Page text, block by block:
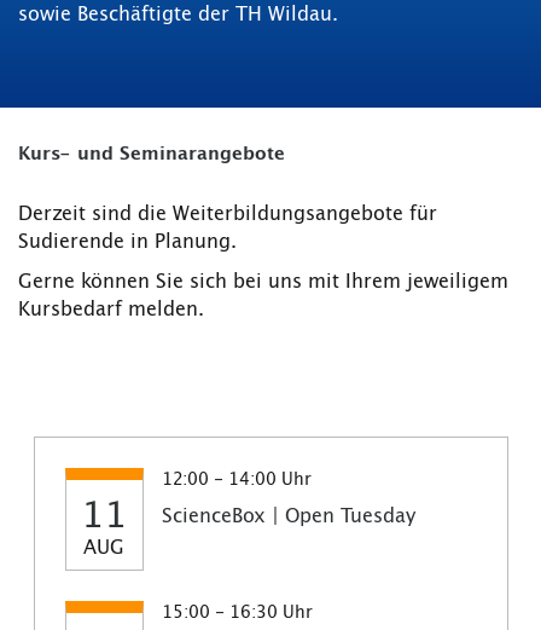
sowie Beschäftigte der TH Wildau.
Kurs- und Seminarangebote
Derzeit sind die Weiterbildungsangebote für
Sudierende in Planung.
Gerne können Sie sich bei uns mit Ihrem jeweiligem
Kursbedarf melden.
11
AUG
12:00 - 14:00 Uhr
ScienceBox | Open Tuesday
15:00 - 16:30 Uhr